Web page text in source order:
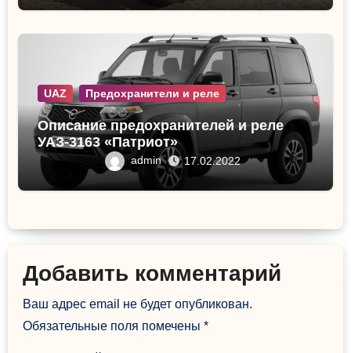
UAZ Предохранители и реле
Описание предохранителей и реле
УАЗ-3163 «Патриот»
admin 17.02.2022
Добавить комментарий
Ваш адрес email не будет опубликован.
Обязательные поля помечены*